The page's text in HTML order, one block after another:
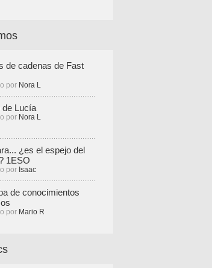
de cadenas de Fast
por Nora L
de Lucía
por Nora L
¿es el espejo del
1ESO
por Isaac
de conocimientos
por Mario R